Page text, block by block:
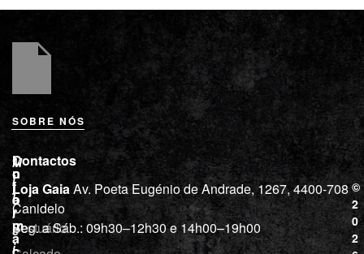
SOBRE NÓS
M
i
l
í
c
i
L
o
j
a
Vestuário
I
n
f
o
r
m
a
Contactos
Loja GaiaAv. Poeta Eugénio de Andrade, 1267, 4400-708
Canidelo
Seg. a Sáb.: 09h30–12h30 e 14h00–19h00
©
2
0
2